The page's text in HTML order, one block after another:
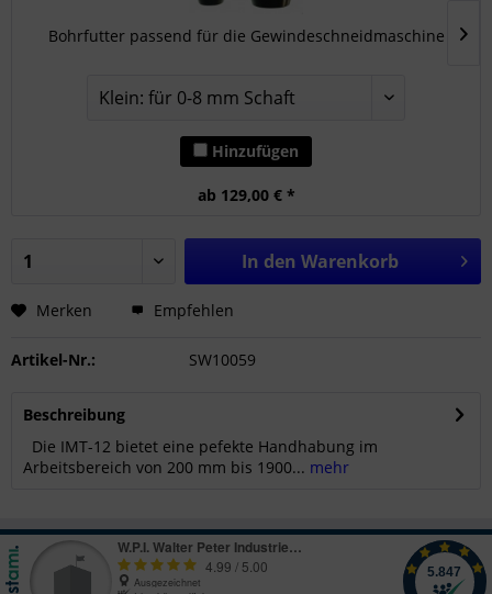
Bohrfutter passend für die Gewindeschneidmaschine
Hinzufügen
ab 129,00 € *
In den Warenkorb
Merken Empfehlen
Artikel-Nr.: SW10059
Beschreibung
Die IMT-12 bietet eine pefekte Handhabung im
Arbeitsbereich von 200 mm bis 1900... mehr